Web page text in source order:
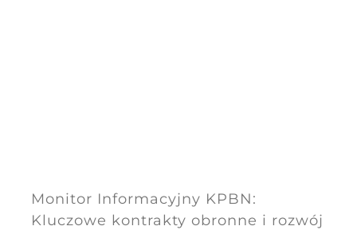
Monitor Informacyjny KPBN:
Kluczowe kontrakty obronne i rozwój